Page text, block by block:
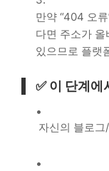
만약 “404 오
다면 주소가
있으므로 플랫
✅ 이 단계에
자신의 블로